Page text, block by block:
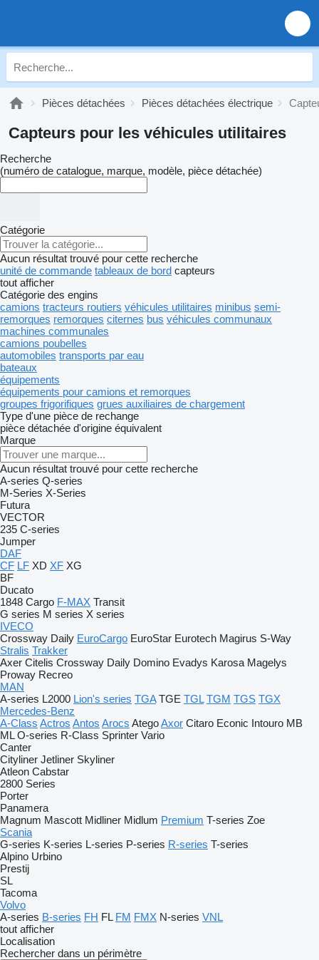
Pièces détachées Pièces détachées électrique
Capteurs pour les véhicules utilitaires
Recherche
(numéro de catalogue, marque, modèle, pièce détachée)
Catégorie
Aucun résultat trouvé pour cette recherche
unité de commande tableaux de bord capteurs
tout afficher
Catégorie des engins
camions tracteurs routiers véhicules utilitaires minibus semi-
remorques remorques citernes bus véhicules communaux
machines communales
camions poubelles
automobiles transports par eau
bateaux
équipements
équipements pour camions et remorques
groupes frigorifiques grues auxiliaires de chargement
Type d'une pièce de rechange
pièce détachée d'origine équivalent
Marque
Aucun résultat trouvé pour cette recherche
A-series Q-series
M-Series X-Series
Futura
VECTOR
235 C-series
Jumper
DAF
CF LF XD XF XG
BF
Ducato
1848 Cargo F-MAX Transit
G series M series X series
IVECO
Crossway Daily EuroCargo EuroStar Eurotech Magirus S-Way
Stralis Trakker
Axer Citelis Crossway Daily Domino Evadys Karosa Magelys
Proway Recreo
MAN
A-series L2000 Lion's series TGA TGE TGL TGM TGS TGX
Mercedes-Benz
A-Class Actros Antos Arocs AtegoAxor Citaro Econic Intouro MB
ML O-series R-Class Sprinter Vario
Canter
Cityliner Jetliner Skyliner
Atleon Cabstar
2800 Series
Porter
Panamera
Magnum Mascott Midliner Midlum Premium T-series Zoe
Scania
G-series K-series L-series P-series R-series T-series
Alpino Urbino
Prestij
SL
Tacoma
Volvo
A-series B-series FH FL FM FMX N-series VNL
tout afficher
Localisation
Rechercher dans un périmètre